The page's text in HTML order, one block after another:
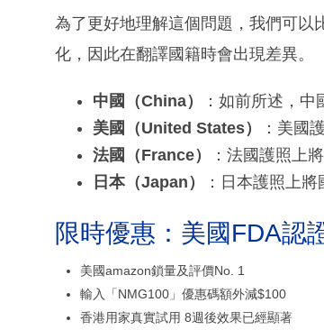
為了更好地理解這個問題，我們可以
化，因此在翻譯國籍時會出現差異。
中國（China）
：如前所述，中
美國（United States）
：美國
法國（France）
：法國護照上
日本（Japan）
：日本護照上
限時優惠：美國FDA認
美國amazon鎖量及評價No. 1
輸入「NMG100」優惠碼額外減$100
香港用家真實試用 8週後效果已經顯著